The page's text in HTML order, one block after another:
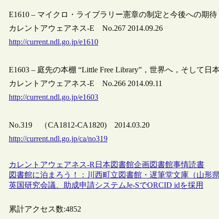
E1610 – マイクロ・ライブラリー憲章の制定と今後への期待
カレントアウェアネス-E No.267 2014.09.26
http://current.ndl.go.jp/e1610
E1603 – 庭先の本棚 “Little Free Library”，世界へ，そして日
カレントアウェアネス-E No.266 2014.09.11
http://current.ndl.go.jp/e1603
No.319 （CA1812-CA1820) 2014.03.20
http://current.ndl.go.jp/ca/no319
カレントアウェアネス-R 日本図書館企画図書館事情読書
図書館に泊まろう！：川西町立図書館・遅筆堂文庫（山形県
英国研究会議、助成申請システムJe-SでORCID idを採用
累計アクセス数:4852